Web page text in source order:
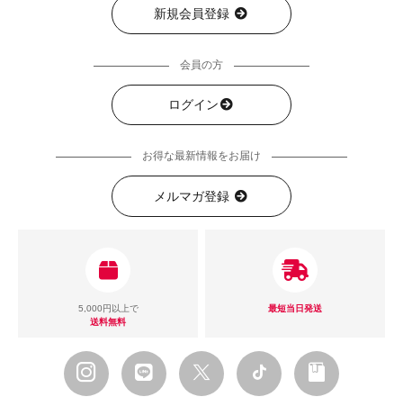
新規会員登録
会員の方
ログイン
お得な最新情報をお届け
メルマガ登録
5,000円以上で
送料無料
最短当日発送